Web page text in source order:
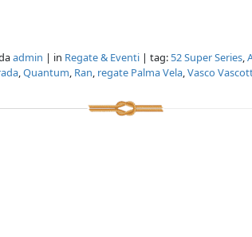
admin | in Regate & Eventi | tag: 52 Super Series,
,Quantum, Ran, regate Palma Vela,Vasco